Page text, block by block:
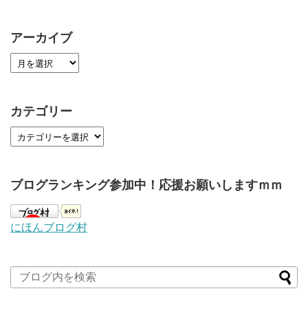
アーカイブ
カテゴリー
ブログランキング参加中！応援お願いしますｍｍ
にほんブログ村